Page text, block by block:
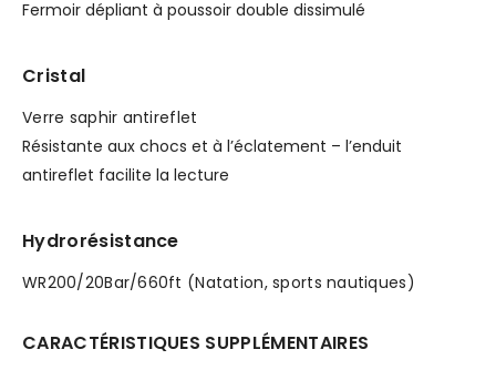
Fermoir dépliant à poussoir double dissimulé
Cristal
Verre saphir antireflet
Résistante aux chocs et à l’éclatement – l’enduit
antireflet facilite la lecture
Hydrorésistance
WR200/20Bar/660ft (Natation, sports nautiques)
CARACTÉRISTIQUES SUPPLÉMENTAIRES